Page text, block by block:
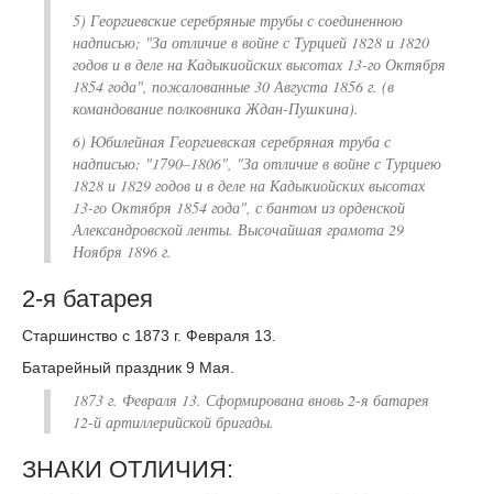
5) Георгиевские серебряные трубы с соединенною
надписью; "За отличие в войне с Турцией 1828 и 1820
годов и в деле на Кадыкиойских высотах 13-го Октября
1854 года", пожалованные 30 Августа 1856 г. (в
командование полковника Ждан-Пушкина).
6) Юбилейная Георгиевская серебряная труба с
надписью: "1790–1806", "За отличие в войне с Турциею
1828 и 1829 годов и в деле на Кадыкиойских высотах
13-го Октября 1854 года", с бантом из орденской
Александровской ленты. Высочайшая грамота 29
Ноября 1896 г.
2-я батарея
Старшинство с 1873 г. Февраля 13.
Батарейный праздник 9 Мая.
1873 г. Февраля 13. Сформирована вновь 2-я батарея
12-й артиллерийской бригады.
ЗНАКИ ОТЛИЧИЯ: